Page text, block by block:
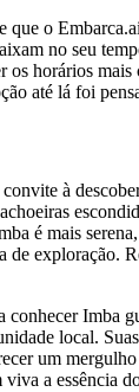
que o
no seu
os horários
até lá foi
à
é mais
de exploração.
conhecer Imba
local.
um
viva a essência